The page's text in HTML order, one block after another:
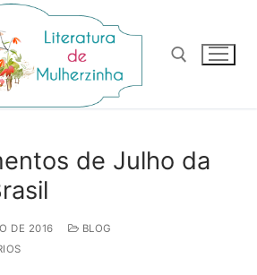
de Julho da
DE 2016
BLOG